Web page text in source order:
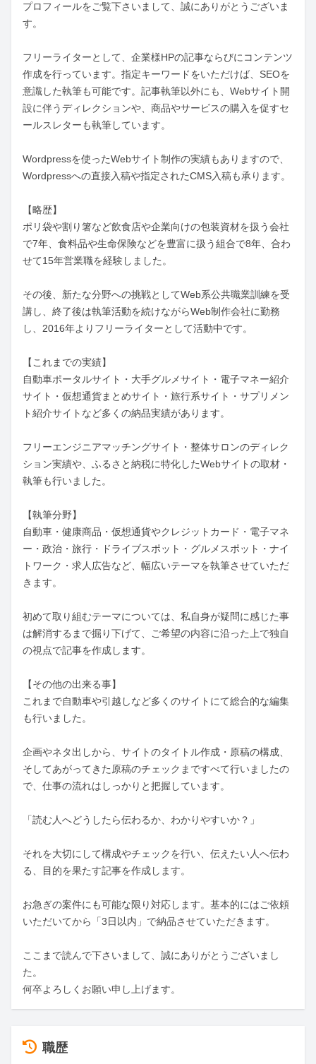
プロフィールをご覧下さいまして、誠にありがとうございま
す。
フリーライターとして、企業様HPの記事ならびにコンテンツ
作成を行っています。指定キーワードをいただけば、SEOを
意識した執筆も可能です。記事執筆以外にも、Webサイト開
設に伴うディレクションや、商品やサービスの購入を促すセ
ールスレターも執筆しています。
Wordpressを使ったWebサイト制作の実績もありますので、
Wordpressへの直接入稿や指定されたCMS入稿も承ります。
【略歴】
ポリ袋や割り箸など飲食店や企業向けの包装資材を扱う会社
で7年、食料品や生命保険などを豊富に扱う組合で8年、合わ
せて15年営業職を経験しました。
その後、新たな分野への挑戦としてWeb系公共職業訓練を受
講し、終了後は執筆活動を続けながらWeb制作会社に勤務
し、2016年よりフリーライターとして活動中です。
【これまでの実績】
自動車ポータルサイト・大手グルメサイト・電子マネー紹介
サイト・仮想通貨まとめサイト・旅行系サイト・サプリメン
ト紹介サイトなど多くの納品実績があります。
フリーエンジニアマッチングサイト・整体サロンのディレク
ション実績や、ふるさと納税に特化したWebサイトの取材・
執筆も行いました。
【執筆分野】
自動車・健康商品・仮想通貨やクレジットカード・電子マネ
ー・政治・旅行・ドライブスポット・グルメスポット・ナイ
トワーク・求人広告など、幅広いテーマを執筆させていただ
きます。
初めて取り組むテーマについては、私自身が疑問に感じた事
は解消するまで掘り下げて、ご希望の内容に沿った上で独自
の視点で記事を作成します。
【その他の出来る事】
これまで自動車や引越しなど多くのサイトにて総合的な編集
も行いました。
企画やネタ出しから、サイトのタイトル作成・原稿の構成、
そしてあがってきた原稿のチェックまですべて行いましたの
で、仕事の流れはしっかりと把握しています。
「読む人へどうしたら伝わるか、わかりやすいか？」
それを大切にして構成やチェックを行い、伝えたい人へ伝わ
る、目的を果たす記事を作成します。
お急ぎの案件にも可能な限り対応します。基本的にはご依頼
いただいてから「3日以内」で納品させていただきます。
ここまで読んで下さいまして、誠にありがとうございまし
た。
何卒よろしくお願い申し上げます。
職歴